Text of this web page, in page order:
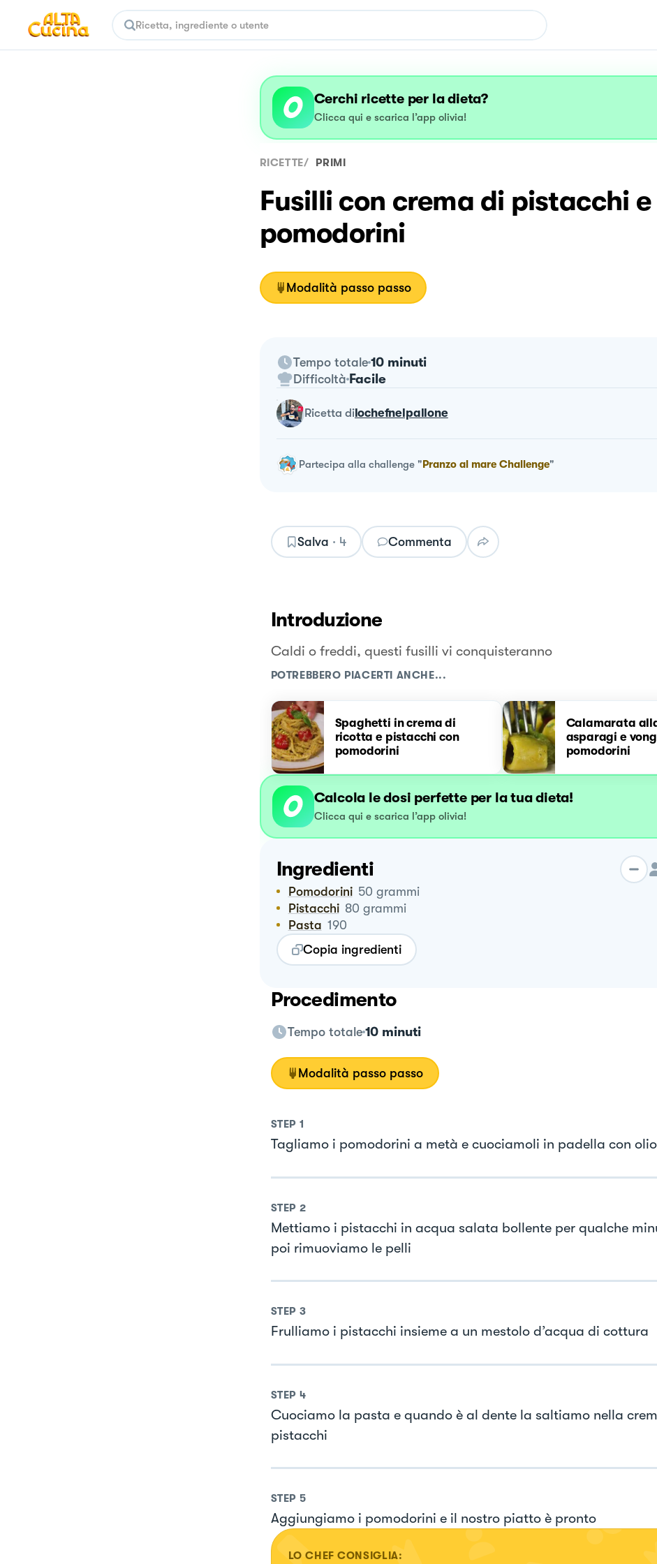
Cerchi ricette per la dieta?
Clicca qui e scarica l’app olivia!
RICETTE/ PRIMI
Fusilli con crema di pistacchi e
pomodorini
Modalità passo passo
Tempo totale 10 minuti
Difficoltà Facile
ricetta dilochefnelpallone
Partecipa alla challenge"Pranzo al mare Challenge"
Salva · 4 Commenta
Introduzione
Caldi o freddi, questi fusilli vi conquisteranno
POTREBBERO PIACERTI ANCHE...
Spaghetti in crema di
ricotta e pistacchi con
pomodorini
Calamarata
asparagi e
pomodorini
Calcola le dosi perfette per la tua dieta!
Clicca qui e scarica l’app olivia!
Ingredienti
Pomodorini 50 grammi
Pistacchi 80 grammi
Pasta 190
Copia ingredienti
Procedimento
Tempo totale 10 minuti
Modalità passo passo
STEP 1
Tagliamo i pomodorini a metà e cuociamoli in padella con
STEP 2
Mettiamo i pistacchi in acqua salata bollente per qualche
poi rimuoviamo le pelli
STEP 3
Frulliamo i pistacchi insieme a un mestolo d’acqua di cottura
STEP 4
Cuociamo la pasta e quando è al dente la saltiamo nella
pistacchi
STEP 5
Aggiungiamo i pomodorini e il nostro piatto è pronto
LO CHEF CONSIGLIA: